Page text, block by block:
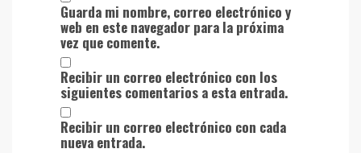
Guarda mi nombre, correo electrónico y
web en este navegador para la próxima
vez que comente.
Recibir un correo electrónico con los
siguientes comentarios a esta entrada.
Recibir un correo electrónico con cada
nueva entrada.